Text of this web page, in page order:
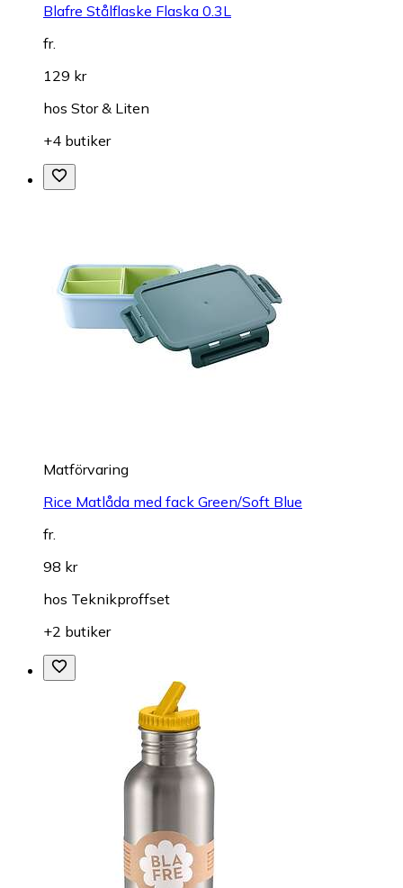
Blafre Stålflaske Flaska 0.3L
fr.
129 kr
hos Stor & Liten
+4 butiker
Matförvaring
Rice Matlåda med fack Green/Soft Blue
fr.
98 kr
hos Teknikproffset
+2 butiker